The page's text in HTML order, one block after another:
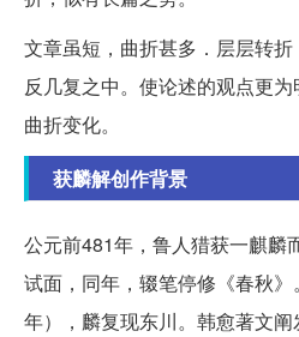
文章虽短，曲折甚多．层层转
反几复之中。使论述的观点更
曲折变化。
获麟解创作背景
公元前481年，鲁人猎获一麒麟
试面，同年，辍笔停修《春秋
年），麟复现东川。韩愈著文阐